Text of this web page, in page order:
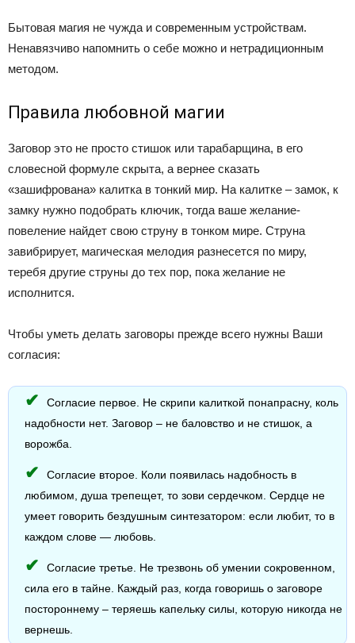
Бытовая магия не чужда и современным устройствам.
Ненавязчиво напомнить о себе можно и нетрадиционным
методом.
Правила любовной магии
Заговор это не просто стишок или тарабарщина, в его
словесной формуле скрыта, а вернее сказать
«зашифрована» калитка в тонкий мир. На калитке – замок, к
замку нужно подобрать ключик, тогда ваше желание-
повеление найдет свою струну в тонком мире. Струна
завибрирует, магическая мелодия разнесется по миру,
теребя другие струны до тех пор, пока желание не
исполнится.
Чтобы уметь делать заговоры прежде всего нужны Ваши
согласия:
Согласие первое. Не скрипи калиткой понапрасну, коль
надобности нет. Заговор – не баловство и не стишок, а
ворожба.
Согласие второе. Коли появилась надобность в
любимом, душа трепещет, то зови сердечком. Сердце не
умеет говорить бездушным синтезатором: если любит, то в
каждом слове — любовь.
Согласие третье. Не трезвонь об умении сокровенном,
сила его в тайне. Каждый раз, когда говоришь о заговоре
постороннему – теряешь капельку силы, которую никогда не
вернешь.